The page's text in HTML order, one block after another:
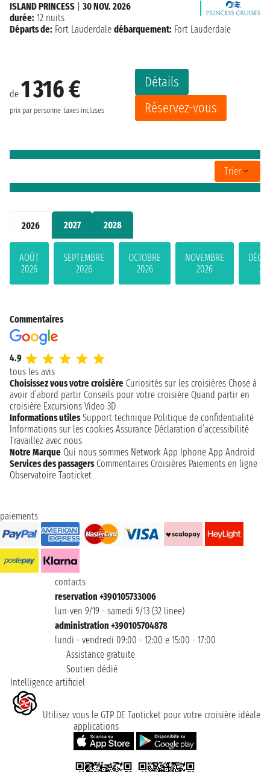
2026 2027 2028
AOÛT
2026
SEPTEMBRE
2026
OCTOBRE
2026
NOVEMBRE
2026
de 1 316 €
prix par personne taxes incluses
Détails
Réservez-vous
ISLAND PRINCESS
30 NOV. 2026
durée: 12 nuits
Départs de: Fort Lauderdale débarquement: Fort Lauderdale
Trier
Commentaires
4.9
tous les avis
Choisissez vous votre croisière Curiosités sur les croisières Chose à
avoir d’abord partir Conseils pour votre croisière Quand partir en
croisière Excursions Video 3D
Informations utiles Support technique Politique de confidentialité
Informations sur les cookies Assurance Déclaration d’accessibilité
Travaillez avec nous
Notre Marque Qui nous sommes Network App Iphone App Android
Services des passagers Commentaires Croisières Paiements en ligne
Observatoire Taoticket
paiements
contacts
reservation +390105733006
lun-ven 9/19 - samedi 9/13 (32 linee)
administration +390105704878
lundi - vendredi 09:00 - 12:00 e 15:00 - 17:00
Assistance gratuite
Soutien dédié
Intelligence artificiel
Utilisez vous le GTP DE Taoticket pour votre croisière idéale
applications